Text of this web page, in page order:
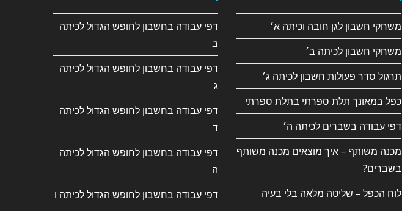
משחקי חשבון לגן חובה וכיתה א׳
משחקי חשבון לכיתה ב׳
תרגול סדר פעולות חשבון לכיתה ג׳
כפל במאונך תלת ספרתי בתלת ספרתי
דפי עבודה בשברים לכיתה ה׳
מכנה משותף – איך מוצאים מכנה משותף
בשברים?
לוח הכפל – שליטה מלאה בלי בעיה
דפי עבודה בחשבון לחופש הגדול לכיתה
ב
דפי עבודה בחשבון לחופש הגדול לכיתה
ג
דפי עבודה בחשבון לחופש הגדול לכיתה
ד
דפי עבודה בחשבון לחופש הגדול לכיתה
ה
דפי עבודה בחשבון לחופש הגדול לכיתה ו